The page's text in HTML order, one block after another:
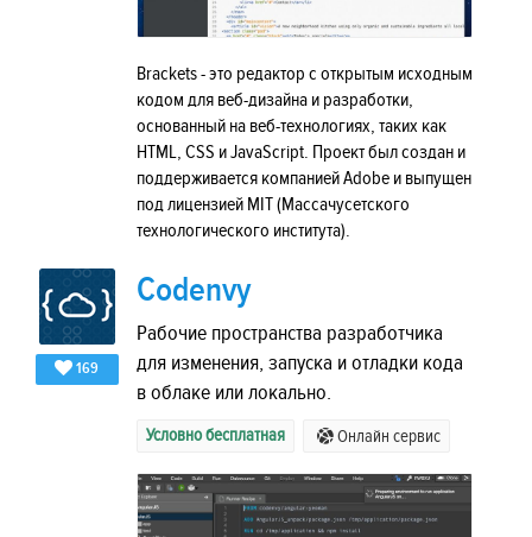
Brackets - это редактор с открытым исходным
кодом для веб-дизайна и разработки,
основанный на веб-технологиях, таких как
HTML, CSS и JavaScript. Проект был создан и
поддерживается компанией Adobe и выпущен
под лицензией MIT (Массачусетского
технологического института).
169
Codenvy
Рабочие пространства разработчика
для изменения, запуска и отладки кода
в облаке или локально.
Условно бесплатная Онлайн сервис